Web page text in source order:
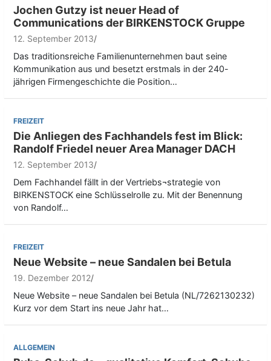
Jochen Gutzy ist neuer Head of
Communications der BIRKENSTOCK Gruppe
12. September 2013
Das traditionsreiche Familienunternehmen baut seine
Kommunikation aus und besetzt erstmals in der 240-
jährigen Firmengeschichte die Position…
FREIZEIT
Die Anliegen des Fachhandels fest im Blick:
Randolf Friedel neuer Area Manager DACH
12. September 2013
Dem Fachhandel fällt in der Vertriebs¬strategie von
BIRKENSTOCK eine Schlüsselrolle zu. Mit der Benennung
von Randolf…
FREIZEIT
Neue Website – neue Sandalen bei Betula
19. Dezember 2012
Neue Website – neue Sandalen bei Betula (NL/7262130232)
Kurz vor dem Start ins neue Jahr hat…
ALLGEMEIN